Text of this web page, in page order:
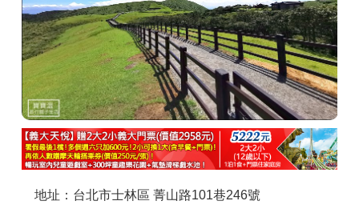
討論區
聯絡我們
APP下載
地址：台北市士林區 菁山路101巷246號